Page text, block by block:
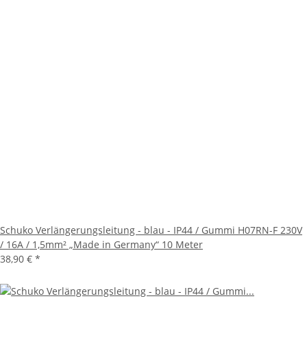
Schuko Verlängerungsleitung - blau - IP44 / Gummi H07RN-F 230V
/ 16A / 1,5mm² „Made in Germany“ 10 Meter
38,90 € *